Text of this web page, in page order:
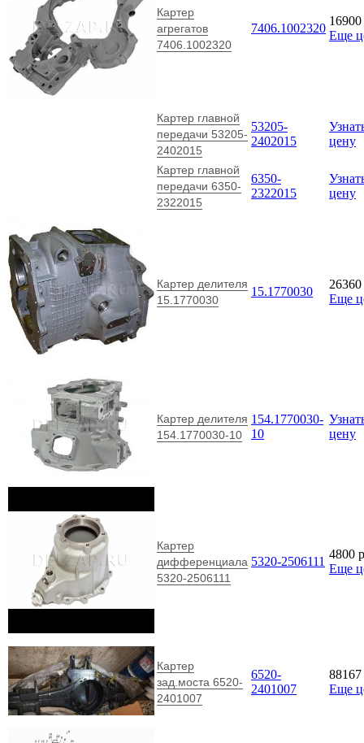
Картер
агрегатов
7406.1002320
7406.1002320
16900
Еще
Картер главной
передачи 53205-
2402015
53205-
2402015
цену
Картер главной
передачи 6350-
2322015
6350-
2322015
цену
Картер делителя
15.1770030
15.1770030
26360
Еще
Картер делителя
154.1770030-10
154.1770030-
10
цену
Картер
дифференциала
5320-2506111
5320-2506111
4800 p
Еще
Картер
зад.моста 6520-
2401007
6520-
2401007
88167
Еще